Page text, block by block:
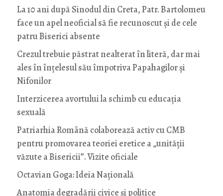
La 10 ani după Sinodul din Creta, Patr. Bartolomeu
face un apel neoficial să fie recunoscut și de cele
patru Biserici absente
Crezul trebuie păstrat nealterat în literă, dar mai
ales în înțelesul său împotriva Papahagilor și
Nifonilor
Interzicerea avortului la schimb cu educaţia
sexuală
Patriarhia Română colaborează activ cu CMB
pentru promovarea teoriei eretice a „unității
văzute a Bisericii”. Vizite oficiale
Octavian Goga: Ideia Naţională
Anatomia degradării civice și politice